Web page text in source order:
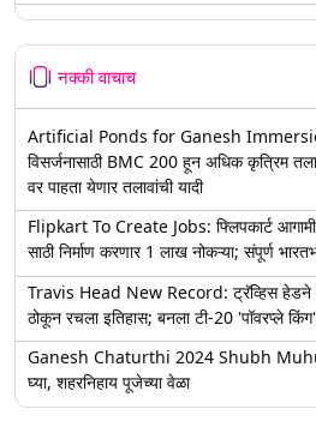
नक्की वाचाच
Artificial Ponds for Ganesh
विसर्जनासाठी BMC 200 हून अधिक कृत्रिम
वर पाहता येणार तलावांची यादी
Flipkart To Create Jobs: फ्लिपकार्ट
साठी निर्माण करणार 1 लाख नोकऱ्या; संपूर्ण
Travis Head New Record: ट्रॅव्हिस
ठोकून रचला इतिहास; बनला टी-20 'पॉवरप्ले किंग'
Ganesh Chaturthi 2024 Shubh
घ्या, शहरनिहाय पूजेच्या वेळा